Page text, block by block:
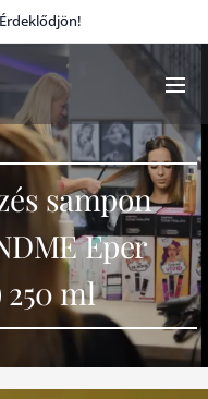
Érdeklődjön!
sampon
Eper
250 ml